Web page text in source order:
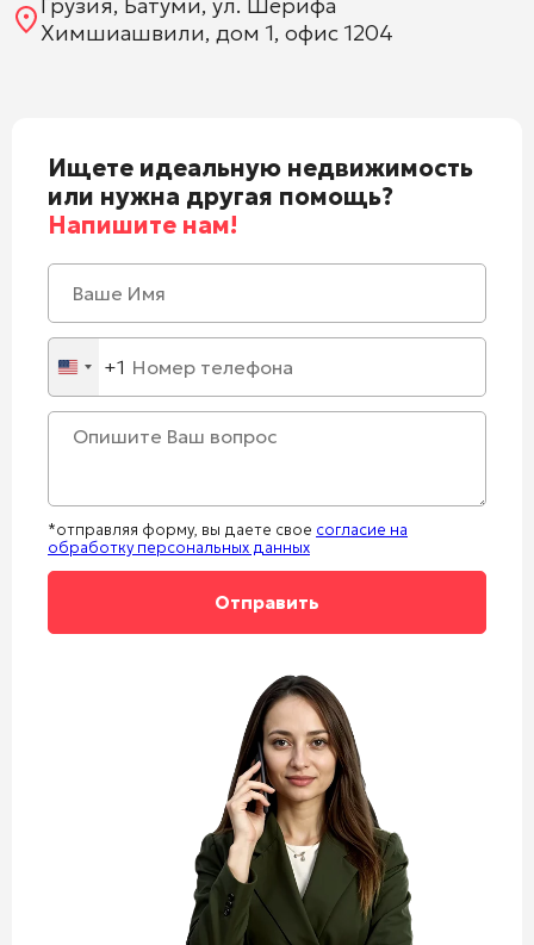
Химшиашвили, дом 1, офис 1204
Ищете идеальную недвижимость
или нужна другая помощь?
Напишите нам!
United
States
+1
+1
*отправляя форму, вы даете свое согласие на
обработку персональных данных